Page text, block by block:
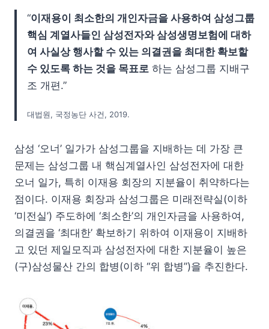
“이재용이 최소한의 개인자금을 사용하여 삼성그룹
핵심 계열사들인 삼성전자와 삼성생명보험에 대하
여 사실상 행사할 수 있는 의결권을 최대한 확보할
수 있도록 하는 것을 목표로 하는 삼성그룹 지배구
조 개편.”
대법원, 국정농단 사건, 2019.
삼성 ‘오너’ 일가가 삼성그룹을 지배하는 데 가장 큰
문제는 삼성그룹 내 핵심계열사인 삼성전자에 대한
오너 일가, 특히 이재용 회장의 지분율이 취약하다는
점이다. 이재용 회장과 삼성그룹은 미래전략실(이하
‘미전실’) 주도하에 ‘최소한’의 개인자금을 사용하여,
의결권을 ‘최대한’ 확보하기 위하여 이재용이 지배하
고 있던 제일모직과 삼성전자에 대한 지분율이 높은
(구)삼성물산 간의 합병(이하 “위 합병”)을 추진한다.